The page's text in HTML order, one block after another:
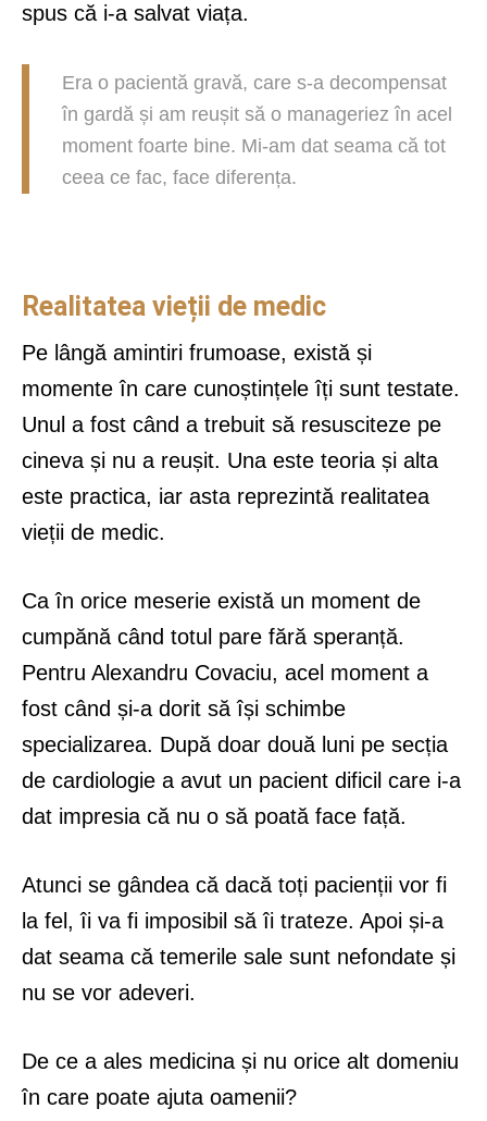
spus că i-a salvat viața.
Era o pacientă gravă, care s-a decompensat
în gardă și am reușit să o manageriez în acel
moment foarte bine. Mi-am dat seama că tot
ceea ce fac, face diferența.
Realitatea vieții de medic
Pe lângă amintiri frumoase, există și
momente în care cunoștințele îți sunt testate.
Unul a fost când a trebuit să resusciteze pe
cineva și nu a reușit. Una este teoria și alta
este practica, iar asta reprezintă realitatea
vieții de medic.
Ca în orice meserie există un moment de
cumpănă când totul pare fără speranță.
Pentru Alexandru Covaciu, acel moment a
fost când și-a dorit să își schimbe
specializarea. După doar două luni pe secția
de cardiologie a avut un pacient dificil care i-a
dat impresia că nu o să poată face față.
Atunci se gândea că dacă toți pacienții vor fi
la fel, îi va fi imposibil să îi trateze. Apoi și-a
dat seama că temerile sale sunt nefondate și
nu se vor adeveri.
De ce a ales medicina și nu orice alt domeniu
în care poate ajuta oamenii?